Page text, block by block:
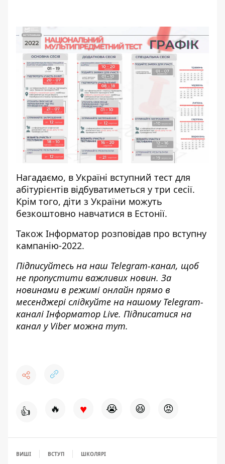
Нагадаємо, в Україні вступний тест для
абітурієнтів відбуватиметься у три сесії.
Крім того, діти з України можуть
безкоштовно навчатися в Естонії.
Також Інформатор розповідав про вступну
кампанію-2022.
Підписуйтесь на наш Telegram-канал, щоб
не пропустити важливих новин. За
новинами в режимі онлайн прямо в
месенджері слідкуйте на нашому Telegram-
каналі Інформатор Live. Підписатися на
канал у Viber можна тут.
👍 🔥 ♥ 😭 😆 😡
ВИШІ ВСТУП ШКОЛЯРІ